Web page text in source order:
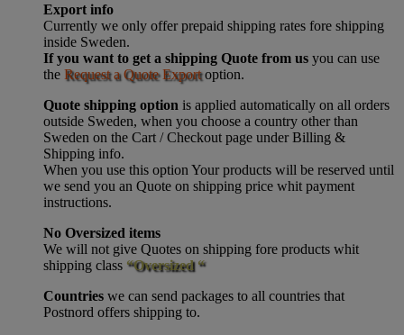
Export info
Currently we only offer prepaid shipping rates fore shipping
inside Sweden.
If you want to get a shipping Quote from us you can use
the Request a Quote Exportoption.
Quote shipping option is applied automatically on all orders
outside Sweden, when you choose a country other than
Sweden on the Cart / Checkout page under Billing &
Shipping info.
When you use this option Your products will be reserved until
we send you an Quote on shipping price whit payment
instructions.
No Oversized items
We will not give Quotes on shipping fore products whit
shipping class “Oversized “
Countries we can send packages to all countries that
Postnord offers shipping to.